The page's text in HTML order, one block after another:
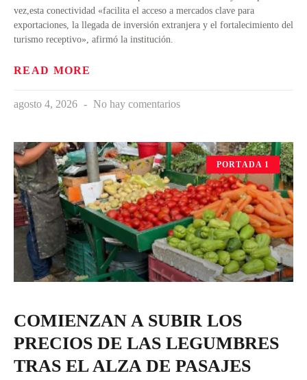
vez,esta conectividad «facilita el acceso a mercados clave para
exportaciones, la llegada de inversión extranjera y el fortalecimiento del
turismo receptivo», afirmó la institución.
READ MORE
agosto 4, 2026 No hay comentarios
PORTADA 1
COMIENZAN A SUBIR LOS
PRECIOS DE LAS LEGUMBRES
TRAS EL ALZA DE PASAJES